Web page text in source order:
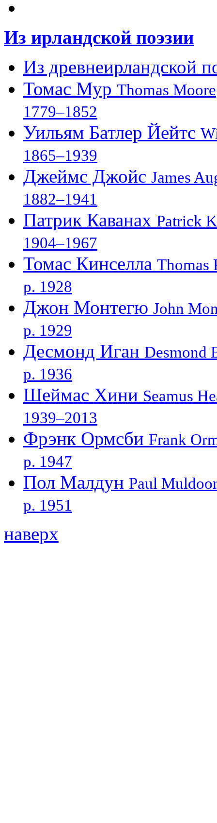
Из ирландской поэзии
Из древнеирландской
Томас Мур Thomas Moore
1779–1852
Уильям Батлер Йейтс
1865–1939
Джеймс Джойс James
1882–1941
Патрик Каванах Patrick
1904–1967
Томас Кинселла Thomas
р. 1928
Джон Монтегю John
р. 1929
Десмонд Иган Desmond
р. 1936
Шеймас Хини Seamus
1939–2013
Фрэнк Ормсби Frank
р. 1947
Пол Малдун Paul
р. 1951
наверх